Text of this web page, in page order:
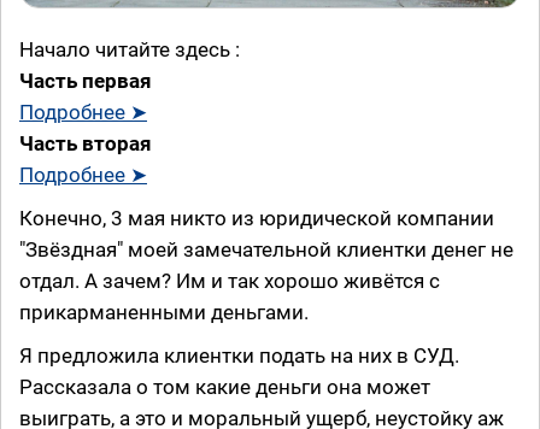
Начало читайте здесь :
Часть первая
Подробнее ➤
Часть вторая
Подробнее ➤
Конечно, 3 мая никто из юридической компании
"Звёздная" моей замечательной клиентки денег не
отдал. А зачем? Им и так хорошо живётся с
прикарманенными деньгами.
Я предложила клиентки подать на них в СУД.
Рассказала о том какие деньги она может
выиграть, а это и моральный ущерб, неустойку аж